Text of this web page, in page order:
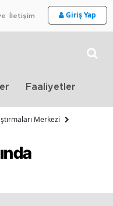
İletişim Giriş Yap
Faaliyetler
Merkezi